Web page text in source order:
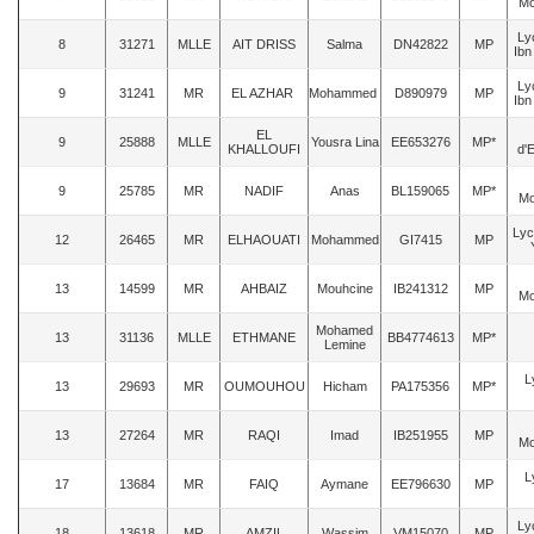
8 31271 MLLE AIT DRISS Salma DN42822 MP
9 31241 MR EL AZHAR Mohammed D890979 MP
9 25888 MLLE
EL
KHALLOUFI
Yousra Lina EE653276 MP*
9 25785 MR NADIF Anas BL159065 MP*
12 26465 MR ELHAOUATI Mohammed GI7415 MP
13 14599 MR AHBAIZ Mouhcine IB241312 MP
13 31136 MLLE ETHMANE
Mohamed
Lemine
BB4774613 MP*
13 29693 MR OUMOUHOU Hicham PA175356 MP*
13 27264 MR RAQI Imad IB251955 MP
17 13684 MR FAIQ Aymane EE796630 MP